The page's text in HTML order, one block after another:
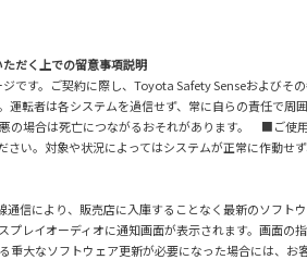
だく上での留意事項説明
です。ご契約に際し、Toyota Safety Senseおよびそ
運転者は各システムを過信せず、常に自らの責任で
の場合は死亡につながるおそれがあります。 ■ご
い。対象や状況によってはシステムが正常に作動せ
信により、販売店に入庫することなく最新のソフトウ
レイオーディオに通知画面が表示されます。画面の
大なソフトウェア更新が必要になった場合には、